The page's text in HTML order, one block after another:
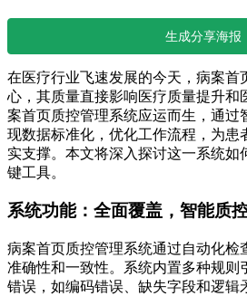
生成分享海报
在医疗行业飞速发展的今天，病案首
心，其质量直接影响医疗质量提升和
案首页质控管理系统应运而生，通过
现数据标准化，优化工作流程，为患
实支撑。本文将深入探讨这一系统如
键工具。
系统功能：全面覆盖，智能质
病案首页质控管理系统通过自动化检
准确性和一致性。系统内置多种规则
错误，如编码错误、缺失字段和逻辑